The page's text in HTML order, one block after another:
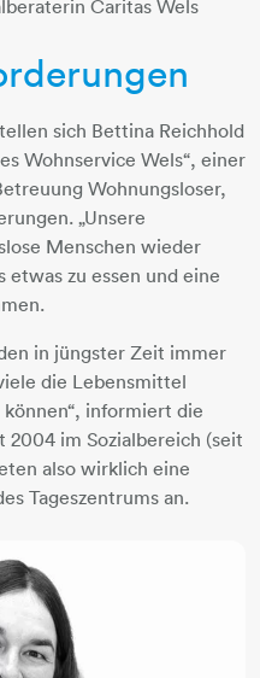
Caritas Wels
sich Bettina Reichhold
Wohnservice Wels“, einer
Wohnungsloser,
„Unsere
Menschen wieder
etwas zu essen und eine
in jüngster Zeit immer
die Lebensmittel
informiert die
2004 im Sozialbereich (seit
also wirklich eine
Tageszentrums an.